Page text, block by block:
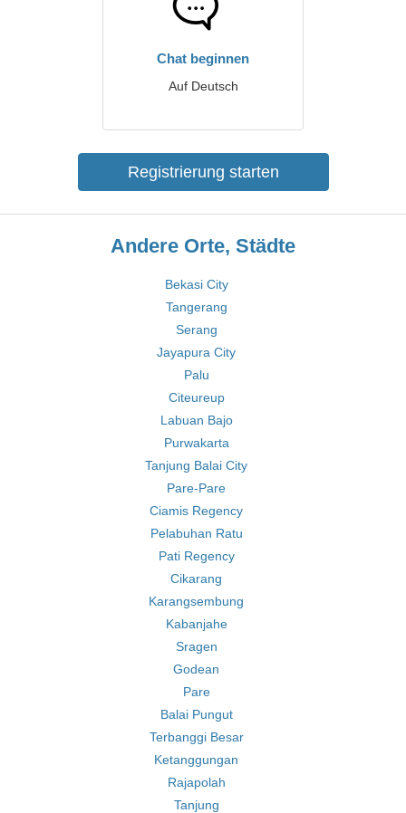
Chat beginnen
Auf Deutsch
Registrierung starten
Andere Orte, Städte
Bekasi City
Tangerang
Serang
Jayapura City
Palu
Citeureup
Labuan Bajo
Purwakarta
Tanjung Balai City
Pare-Pare
Ciamis Regency
Pelabuhan Ratu
Pati Regency
Cikarang
Karangsembung
Kabanjahe
Sragen
Godean
Pare
Balai Pungut
Terbanggi Besar
Ketanggungan
Rajapolah
Tanjung